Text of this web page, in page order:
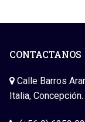
CONTACTANOS
Calle Barros
Italia, Concepción.